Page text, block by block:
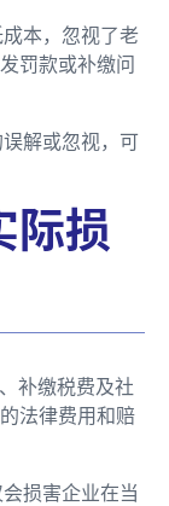
本，忽视了老
罚款或补缴问
解或忽视，可
际损
补缴税费及社
法律费用和赔
损害企业在当